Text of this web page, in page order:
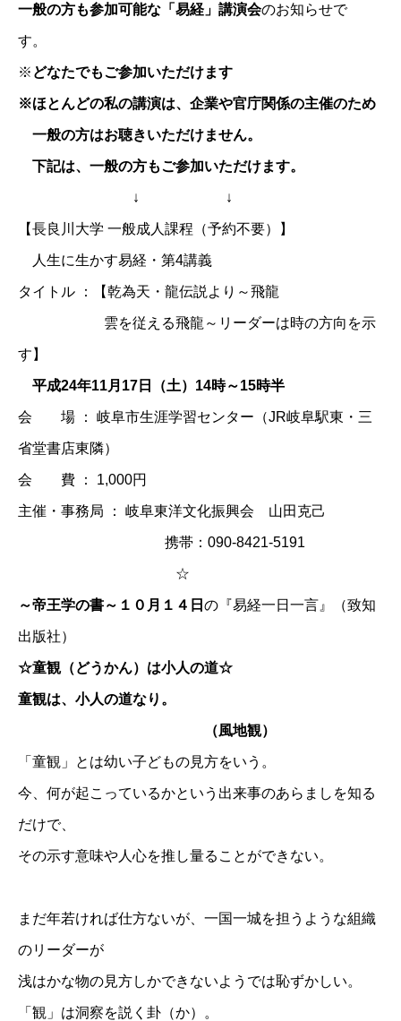
一般の方も参加可能な「易経」講演会のお知らせで
す。
※ どなたでもご参加いただけます
※ほとんどの私の講演は、企業や官庁関係の主催のため
一般の方はお聴きいただけません。
下記は、一般の方もご参加いただけます。
↓ ↓
【長良川大学 一般成人課程（予約不要）】
人生に生かす易経・第4講義
タイトル ：【乾為天・龍伝説より～飛龍
雲を従える飛龍～リーダーは時の方向を示
す】
平成24年11月17日（土）14時～15時半
会 場 ： 岐阜市生涯学習センター（JR岐阜駅東・三
省堂書店東隣）
会 費 ： 1,000円
主催・事務局 ： 岐阜東洋文化振興会 山田克己
携帯：090-8421-5191
☆
～帝王学の書～１０月１４日 の『易経一日一言』（致知
出版社）
☆童観（どうかん）は小人の道☆
童観は、小人の道なり。
（風地観）
「童観」とは幼い子どもの見方をいう。
今、何が起こっているかという出来事のあらましを知る
だけで、
その示す意味や人心を推し量ることができない。
まだ年若ければ仕方ないが、一国一城を担うような組織
のリーダーが
浅はかな物の見方しかできないようでは恥ずかしい。
「観」は洞察を説く卦（か）。